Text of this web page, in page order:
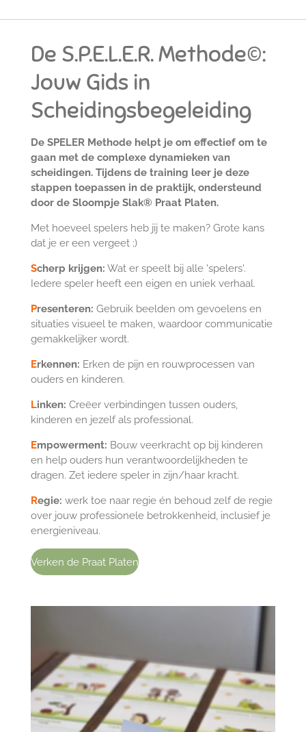
De S.P.E.L.E.R. Methode©:
Jouw Gids in
Scheidingsbegeleiding
De SPELER Methode helpt je om effectief om te
gaan met de complexe dynamieken van
scheidingen. Tijdens de training leer je deze
stappen toepassen in de praktijk, ondersteund
door de Sloompje Slak® Praat Platen.
Met hoeveel spelers heb jij te maken? Grote kans
dat je er een vergeet ;)
Scherp krijgen: Wat er speelt bij alle 'spelers'.
Iedere speler heeft een eigen en uniek verhaal.
Presenteren: Gebruik beelden om gevoelens en
situaties visueel te maken, waardoor communicatie
gemakkelijker wordt.
Erkennen: Erken de pijn en rouwprocessen van
ouders en kinderen.
Linken: Creëer verbindingen tussen ouders,
kinderen en jezelf als professional.
Empowerment: Bouw veerkracht op bij kinderen
en help ouders hun verantwoordelijkheden te
dragen. Zet iedere speler in zijn/haar kracht.
Regie: werk toe naar regie én behoud zelf de regie
over jouw professionele betrokkenheid, inclusief je
energieniveau.
Verken de Praat Platen